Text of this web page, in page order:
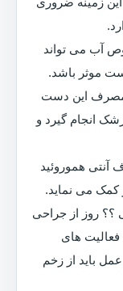
آب می تواند
موثر باشد.
مصرف این دست
انجام گیرد و
آنتی هموروئید
کمک می نماید.
؟؟ روز از جراحی
فعالیت های
باید از زخم